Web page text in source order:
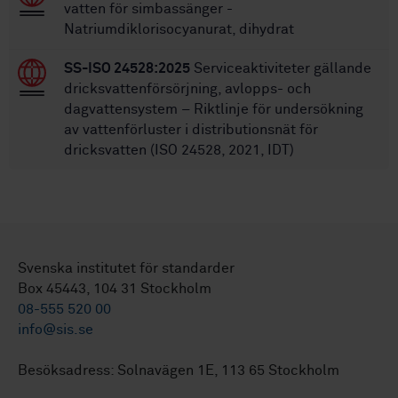
vatten för simbassänger -
Natriumdiklorisocyanurat, dihydrat
SS-ISO 24528:2025 Serviceaktiviteter gällande
dricksvattenförsörjning, avlopps- och
dagvattensystem – Riktlinje för undersökning
av vattenförluster i distributionsnät för
dricksvatten (ISO 24528, 2021, IDT)
Svenska institutet för standarder
Box 45443, 104 31 Stockholm
08-555 520 00
info@sis.se
Besöksadress: Solnavägen 1E, 113 65 Stockholm